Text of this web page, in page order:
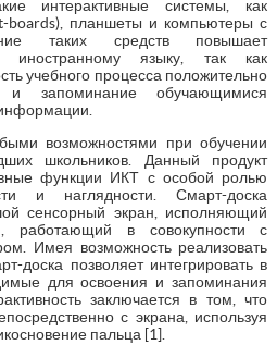
интерактивные системы, как
boards), планшеты и компьютеры с
таких средств повышает
иностранному языку, так как
учебного процесса положительно
запоминание обучающимися
возможностями при обучении
школьников. Данный продукт
функции ИКТ с особой ролью
и наглядности. Смарт-доска
сенсорный экран, исполняющий
работающий в совокупности с
Имея возможность реализовать
доска позволяет интегрировать в
для освоения и запоминания
заключается в том, что
с экрана, используя
пальца [1].